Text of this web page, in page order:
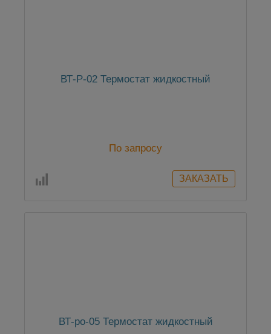
ВТ-Р-02 Термостат жидкостный
По запросу
ВТ-ро-05 Термостат жидкостный